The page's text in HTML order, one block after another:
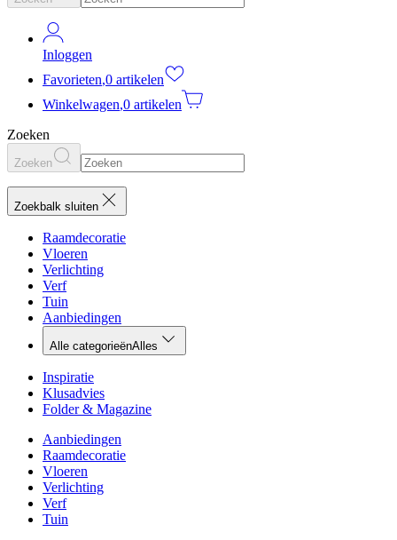
Inloggen
Favorieten,0 artikelen
Winkelwagen,0 artikelen
Zoeken
Zoeken
Zoekbalk sluiten
Raamdecoratie
Vloeren
Verlichting
Verf
Tuin
Aanbiedingen
Alle categorieënAlles
Inspiratie
Klusadvies
Folder & Magazine
Aanbiedingen
Raamdecoratie
Vloeren
Verlichting
Verf
Tuin